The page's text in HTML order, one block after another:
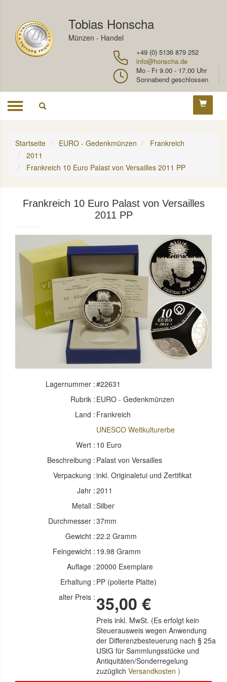
Tobias Honscha
Münzen - Handel
+49 (0) 5136 879 252
info@honscha.de
Mo - Fr 9.00 - 17.00 Uhr
Sonnabend geschlossen
Toggle
Startseite EURO - Gedenkmünzen
Frankreich
2011
Frankreich 10 Euro Palast von Versailles 2011 PP
Frankreich 10 Euro Palast von Versailles
2011 PP
Lagernummer :#22631
Rubrik : EURO - Gedenkmünzen
Land : Frankreich
UNESCO Weltkulturerbe
Wert : 10 Euro
Beschreibung : Palast von Versailles
Verpackung :inkl. Originaletui und Zertifikat
Jahr :2011
Metall :Silber
Durchmesser :37mm
Gewicht :22.2 Gramm
Feingewicht : 19.98 Gramm
Auflage :20000 Exemplare
Erhaltung : PP (polierte Platte)
alter Preis : 35,00 €
Preis inkl. MwSt. (Es erfolgt kein
Steuerausweis wegen Anwendung
der Differenzbesteuerung nach § 25a
UStG für Sammlungsstücke und
Antiquitäten/Sonderregelung
zuzüglichVersandkosten )